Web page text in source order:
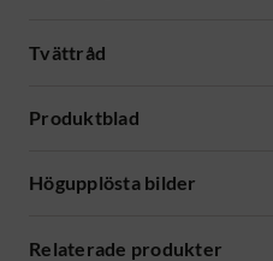
Tvättråd
Produktblad
Högupplösta bilder
Relaterade produkter